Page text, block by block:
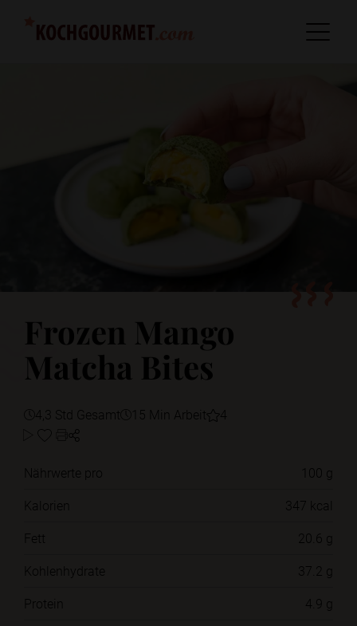
Frozen Mango
Matcha Bites
4,3 Std Gesamt 15 Min Arbeit 4
Nährwerte pro
100 g
Kalorien
347 kcal
Fett
20.6 g
Kohlenhydrate
37.2 g
Protein
4.9 g